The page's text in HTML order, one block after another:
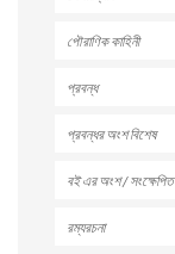
পৌরাণিক কাহিনী
প্রবন্ধ
প্রবন্ধর অংশ বিশেষ
বই এর অংশ / সংক্ষেপিত
রম্যরচনা